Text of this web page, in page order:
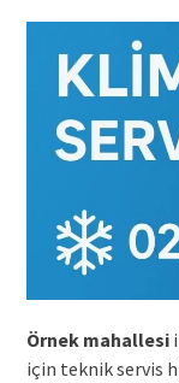
Örnek mahallesi
için teknik servis